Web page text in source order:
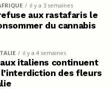
il y a 3 semaines
aux rastafaris le
du cannabis
il y a 4 semaines
italiens continuent
des fleurs